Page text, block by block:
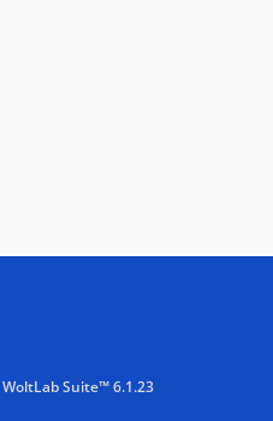
WoltLab Suite™ 6.1.23